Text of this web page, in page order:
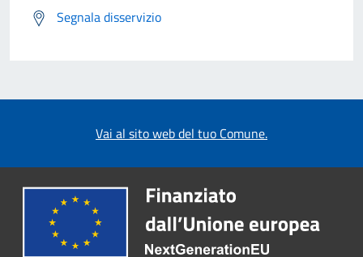
Segnala disservizio
Vai al sito web del tuo Comune.